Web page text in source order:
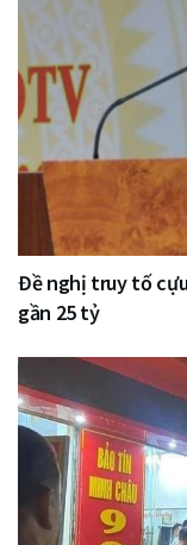
Đề nghị truy tố
gần 25 tỷ